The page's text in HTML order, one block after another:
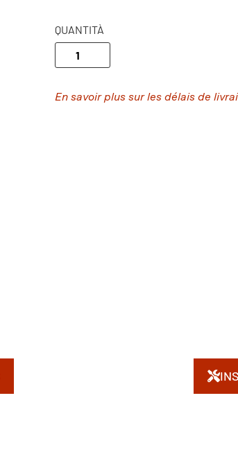
QUANTITÀ
En savoir plus sur les délais de